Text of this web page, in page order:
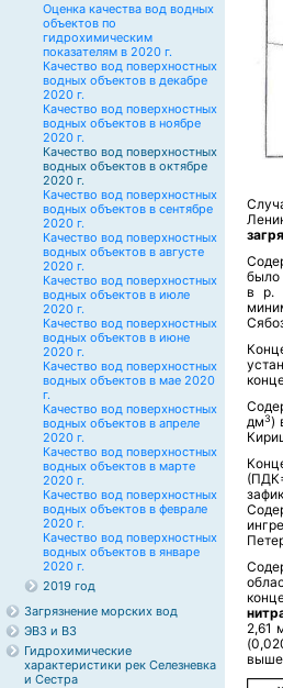
Оценка качества вод водных
объектов по
гидрохимическим
показателям в 2020 г.
Качество вод поверхностных
водных объектов в декабре
2020 г.
Качество вод поверхностных
водных объектов в ноябре
2020 г.
Качество вод поверхностных
водных объектов в октябре
2020 г.
Качество вод поверхностных
водных объектов в сентябре
2020 г.
Качество вод поверхностных
водных объектов в августе
2020 г.
Качество вод поверхностных
водных объектов в июле
2020 г.
Качество вод поверхностных
водных объектов в июне
2020 г.
Качество вод поверхностных
водных объектов в мае 2020
г.
Качество вод поверхностных
водных объектов в апреле
2020 г.
Качество вод поверхностных
водных объектов в марте
2020 г.
Качество вод поверхностных
водных объектов в феврале
2020 г.
Качество вод поверхностных
водных объектов в январе
2020 г.
2019 год
Загрязнение морских вод
ЭВЗ и ВЗ
Гидрохимические
характеристики рек Селезневка
и Сестра
было
в р.
дм3)
2,61
выше